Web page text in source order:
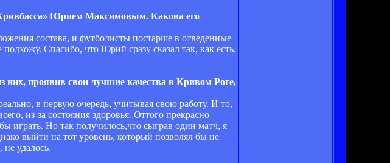
Юрием Максимовым. Какова его
состава, и футболисты постарше в отведенные
Спасибо, что Юрий сразу сказал так, как есть.
них, проявив свои лучшие качества в Кривом Роге,
в первую очередь, учитывая свою работу. И то,
из-за состояния здоровья. Оттого прекрасно
играть. Но так получилось,что сыграв один матч, я
выйти на тот уровень, который позволял бы не
не удалось.